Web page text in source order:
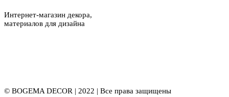
Интернет-магазин декора,
материалов для дизайна
© BOGEMA DECOR | 2022 | Все права защищены